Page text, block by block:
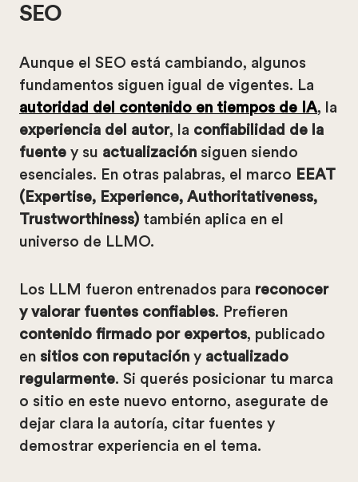
SEO
Aunque el SEO está cambiando, algunos
fundamentos siguen igual de vigentes. La
autoridad del contenido en tiempos de IA, la
experiencia del autor, la confiabilidad de la
fuente y su actualización siguen siendo
esenciales. En otras palabras, el marco EEAT
(Expertise, Experience, Authoritativeness,
Trustworthiness) también aplica en el
universo de LLMO.
Los LLM fueron entrenados para reconocer
y valorar fuentes confiables. Prefieren
contenido firmado por expertos, publicado
en sitios con reputación y actualizado
regularmente. Si querés posicionar tu marca
o sitio en este nuevo entorno, asegurate de
dejar clara la autoría, citar fuentes y
demostrar experiencia en el tema.